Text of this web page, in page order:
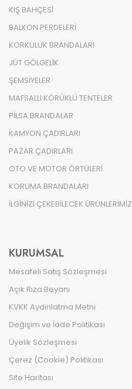
KIŞ BAHÇESİ
BALKON PERDELERİ
KORKULUK BRANDALARI
JÜT GÖLGELİK
ŞEMSİYELER
MAFSALLI KÖRÜKLÜ TENTELER
PİLSA BRANDALAR
KAMYON ÇADIRLARI
PAZAR ÇADIRLARI
OTO VE MOTOR ÖRTÜLERİ
KORUMA BRANDALARI
İLGİNİZİ ÇEKEBİLECEK ÜRÜNLERİMİZ
KURUMSAL
Mesafeli Satış Sözleşmesi
Açık Rıza Beyanı
KVKK Aydınlatma Metni
Değişim ve İade Politikası
Üyelik Sözleşmesi
Çerez (Cookie) Politikası
Site Haritası